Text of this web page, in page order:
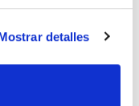
detalles
tu primera compra.